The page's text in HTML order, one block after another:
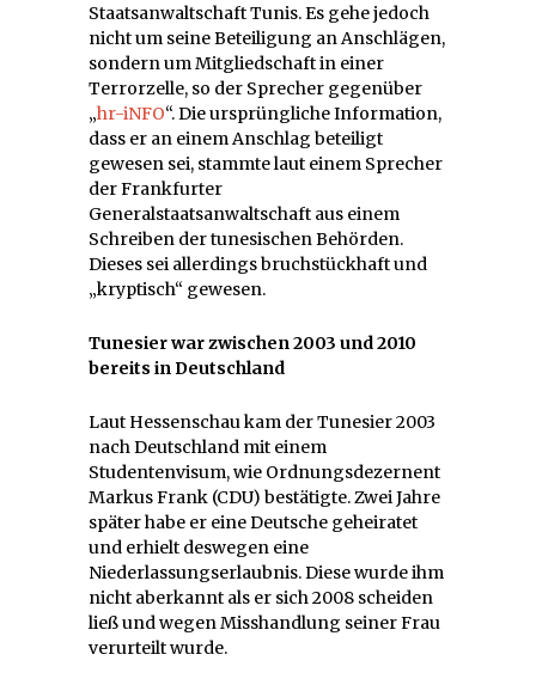
Staatsanwaltschaft Tunis. Es gehe jedoch
nicht um seine Beteiligung an Anschlägen,
sondern um Mitgliedschaft in einer
Terrorzelle, so der Sprecher gegenüber
„hr-iNFO“. Die ursprüngliche Information,
dass er an einem Anschlag beteiligt
gewesen sei, stammte laut einem Sprecher
der Frankfurter
Generalstaatsanwaltschaft aus einem
Schreiben der tunesischen Behörden.
Dieses sei allerdings bruchstückhaft und
„kryptisch“ gewesen.
Tunesier war zwischen 2003 und 2010
bereits in Deutschland
Laut Hessenschau kam der Tunesier 2003
nach Deutschland mit einem
Studentenvisum, wie Ordnungsdezernent
Markus Frank (CDU) bestätigte. Zwei Jahre
später habe er eine Deutsche geheiratet
und erhielt deswegen eine
Niederlassungserlaubnis. Diese wurde ihm
nicht aberkannt als er sich 2008 scheiden
ließ und wegen Misshandlung seiner Frau
verurteilt wurde.